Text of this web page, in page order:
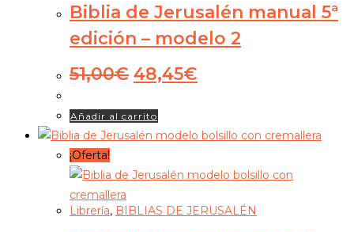
Biblia de Jerusalén manual 5ª
edición – modelo 2
51,00€ El
original
era:
51,00€.
48,45€
es:
48,45€.
Añadir al carrito
¡Oferta!
Librería, BIBLIAS DE JERUSALÉN